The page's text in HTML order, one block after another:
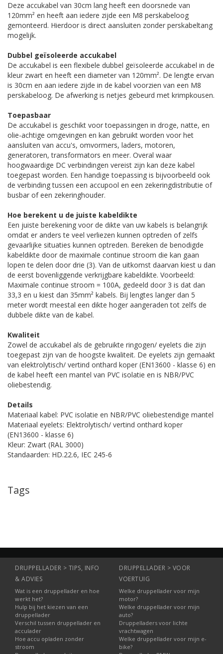
Deze accukabel van 30cm lang heeft een doorsnede van
120mm² en heeft aan iedere zijde een M8 perskabeloog
gemonteerd. Hierdoor is direct aansluiten zonder perskabeltang
mogelijk.
Dubbel geïsoleerde accukabel
De accukabel is een flexibele dubbel geïsoleerde accukabel in de
kleur zwart en heeft een diameter van 120mm². De lengte ervan
is 30cm en aan iedere zijde in de kabel voorzien van een M8
perskabeloog. De afwerking is netjes gebeurd met krimpkousen.
Toepasbaar
De accukabel is geschikt voor toepassingen in droge, natte, en
olie-achtige omgevingen en kan gebruikt worden voor het
aansluiten van accu's, omvormers, laders, motoren,
generatoren, transformators en meer. Overal waar
hoogwaardige DC verbindingen vereist zijn kan deze kabel
toegepast worden. Een handige toepassing is bijvoorbeeld ook
de verbinding tussen een accupool en een zekeringdistributie of
busbar of een zekeringhouder.
Hoe berekent u de juiste kabeldikte
Een juiste berekening voor de dikte van uw kabels is belangrijk
omdat er anders te veel verliezen kunnen optreden of zelfs
gevaarlijke situaties kunnen optreden. Bereken de benodigde
kabeldikte door de maximale continue stroom die kan gaan
lopen te delen door drie (3). Van de uitkomst daarvan kiest u dan
de eerst bovenliggende verkrijgbare kabeldikte. Voorbeeld:
Maximale continue stroom = 100A, gedeeld door 3 is dat dan
33,3 en u kiest dan 35mm² kabels. Bij lengtes langer dan 5
meter wordt meestal een dikte hoger aangeraden tot zelfs de
dubbele dikte van de kabel.
Kwaliteit
Zowel de accukabel als de gebruikte ringogen/ eyelets die zijn
toegepast zijn van de hoogste kwaliteit. De eyelets zijn gemaakt
van elektrolytisch/ vertind onthard koper (EN13600 - klasse 6) en
de kabel heeft een mantel van PVC isolatie en is NBR/PVC
oliebestendig.
Details
Materiaal kabel: PVC isolatie en NBR/PVC oliebestendige mantel
Materiaal eyelets: Elektrolytisch/ vertind onthard koper
(EN13600 - klasse 6)
Kleur: Zwart (RAL 3000)
Standaarden: HD.22.6, IEC 245-6
Tags
DRUPPELLADER > TIPS, INFO
& ADVIES
Wat is een druppellader en hoe
werkt het?
Hulp bij het kiezen van een
druppellader
Verschil tussen druppellader en
acculader
Hoe accu opladen zonder
stroom
DRUPPELLADER > VOOR
VOERTUIG
Welke druppellader voor mijn
motor?
Welke druppellader voor mijn
auto?
Druppelladers voor lichte
vrachtwagen
Welke druppellader voor mijn e-
bike?